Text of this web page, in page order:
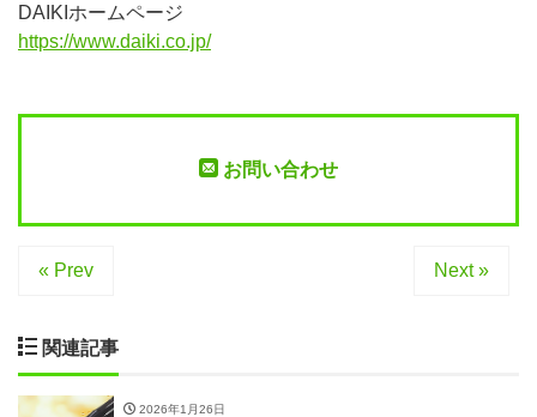
DAIKIホームページ
https://www.daiki.co.jp/
お問い合わせ
« Prev Next »
関連記事
2026年1月26日